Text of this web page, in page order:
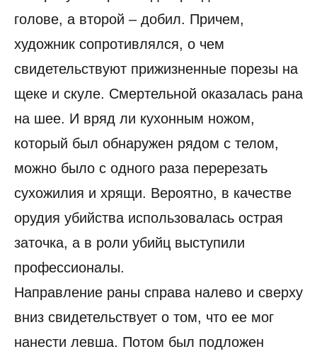
голове, а второй – добил. Причем,
художник сопротивлялся, о чем
свидетельствуют прижизненные порезы на
щеке и скуле. Смертельной оказалась рана
на шее. И вряд ли кухонным ножом,
который был обнаружен рядом с телом,
можно было с одного раза перерезать
сухожилия и хрящи. Вероятно, в качестве
орудия убийства использовалась острая
заточка, а в роли убийц выступили
профессионалы.
Направление раны справа налево и сверху
вниз свидетельствует о том, что ее мог
нанести левша. Потом был подложен